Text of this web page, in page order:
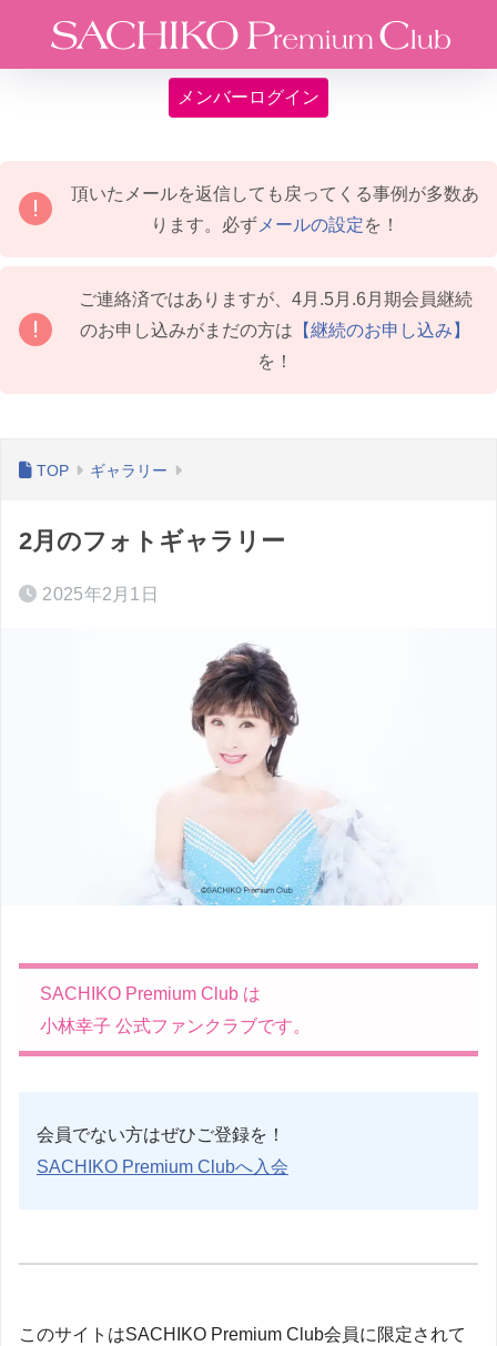
メンバーログイン
頂いたメールを返信しても戻ってくる事例が多数あ
ります。必ず メールの設定を！
ご連絡済ではありますが、4月.5月.6月期会員継続
のお申し込みがまだの方は 【継続のお申し込み】
を！
ギャラリー
2月のフォトギャラリー
2025年2月1日
SACHIKO Premium Club は
小林幸子 公式ファンクラブです。
会員でない方はぜひご登録を！
SACHIKO Premium Clubへ入会
このサイトはSACHIKO Premium Club会員に限定されて